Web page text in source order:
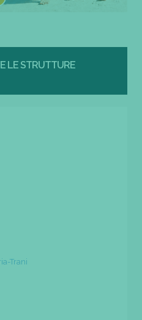
LE STRUTTURE
Trani